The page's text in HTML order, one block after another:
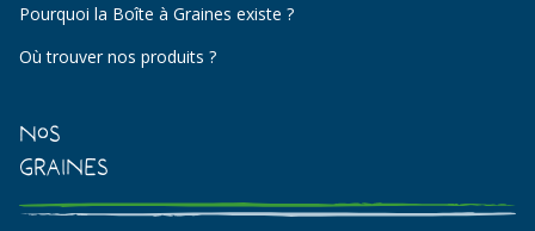
Pourquoi la Boîte à Graines existe ?
Où trouver nos produits ?
Nos
Graines